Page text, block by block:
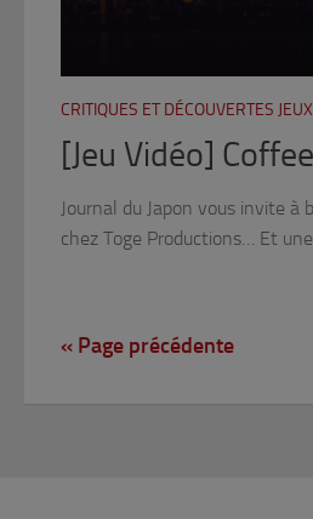
CRITIQUES ET DÉCOUVERTES
[Jeu Vidéo]
Journal du Japon vous invite
chez Toge Productions… Et
« Page précédente